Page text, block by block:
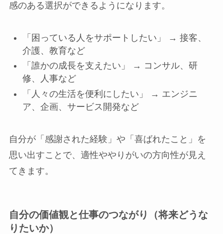
感のある選択ができるようになります。
「困っている人をサポートしたい」 → 接客、
介護、教育など
「誰かの成長を支えたい」 → コンサル、研
修、人事など
「人々の生活を便利にしたい」 → エンジニ
ア、企画、サービス開発など
自分が「感謝された経験」や「喜ばれたこと」を
思い出すことで、適性ややりがいの方向性が見え
てきます。
自分の価値観と仕事のつながり（将来どうな
りたいか）